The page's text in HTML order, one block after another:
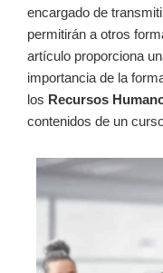
encargado de
permitirán a otros
artículo proporciona
importancia de la
los Recursos
contenidos de un